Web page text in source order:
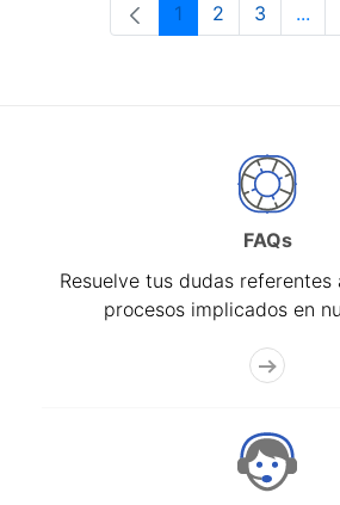
Página
1 Página
2 Página
3 ...
FAQs
Resuelve tus dudas
procesos implicados en